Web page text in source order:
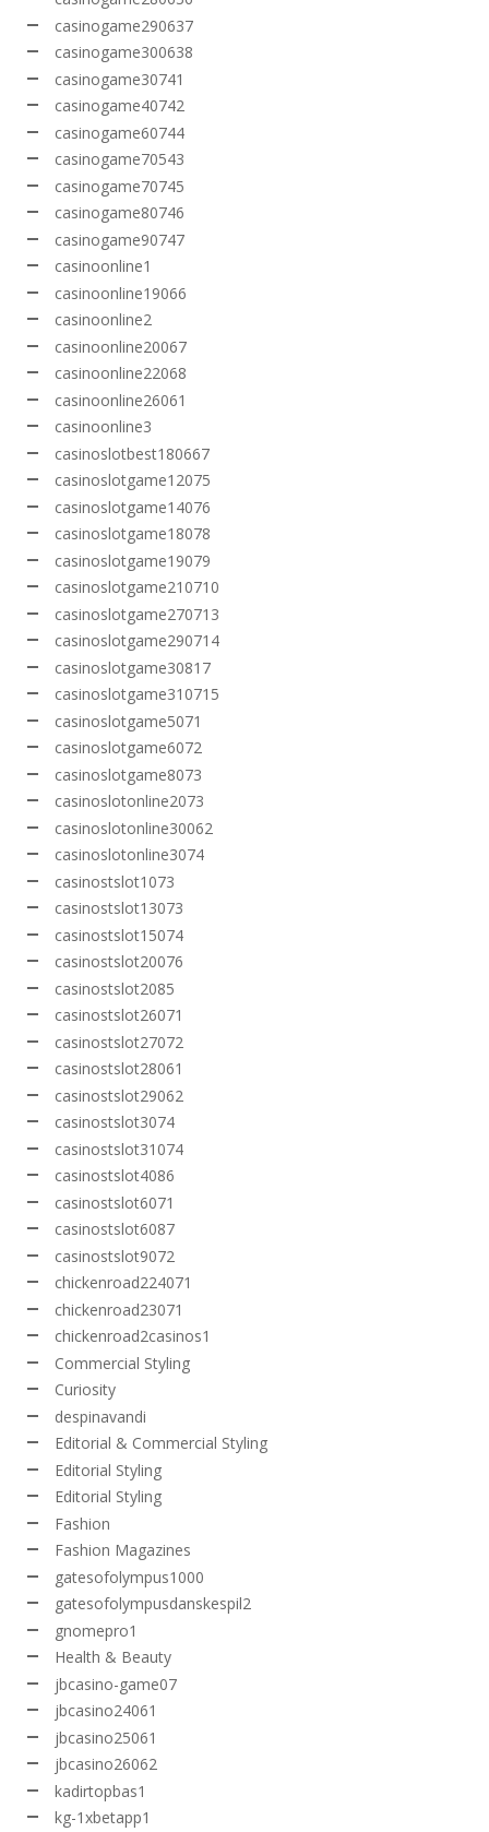
casinogame290637
casinogame300638
casinogame30741
casinogame40742
casinogame60744
casinogame70543
casinogame70745
casinogame80746
casinogame90747
casinoonline1
casinoonline19066
casinoonline2
casinoonline20067
casinoonline22068
casinoonline26061
casinoonline3
casinoslotbest180667
casinoslotgame12075
casinoslotgame14076
casinoslotgame18078
casinoslotgame19079
casinoslotgame210710
casinoslotgame270713
casinoslotgame290714
casinoslotgame30817
casinoslotgame310715
casinoslotgame5071
casinoslotgame6072
casinoslotgame8073
casinoslotonline2073
casinoslotonline30062
casinoslotonline3074
casinostslot1073
casinostslot13073
casinostslot15074
casinostslot20076
casinostslot2085
casinostslot26071
casinostslot27072
casinostslot28061
casinostslot29062
casinostslot3074
casinostslot31074
casinostslot4086
casinostslot6071
casinostslot6087
casinostslot9072
chickenroad224071
chickenroad23071
chickenroad2casinos1
Commercial Styling
Curiosity
despinavandi
Editorial & Commercial Styling
Editorial Styling
Editorial Styling
Fashion
Fashion Magazines
gatesofolympus1000
gatesofolympusdanskespil2
gnomepro1
Health & Beauty
jbcasino-game07
jbcasino24061
jbcasino25061
jbcasino26062
kadirtopbas1
kg-1xbetapp1